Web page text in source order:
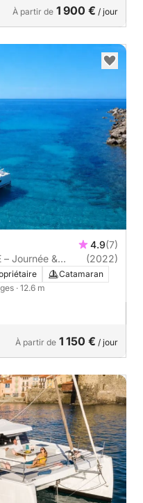
À partir de 1 900 € / jour
4.9(7)
Journée &
(2022)
Catamaran
· 12.6 m
À partir de 1 150 € / jour